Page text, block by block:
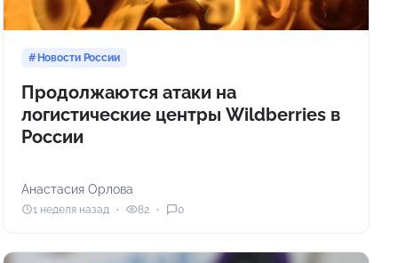
Новости России
Продолжаются атаки на
логистические центры Wildberries в
России
Анастасия Орлова
1 неделя назад 82 0